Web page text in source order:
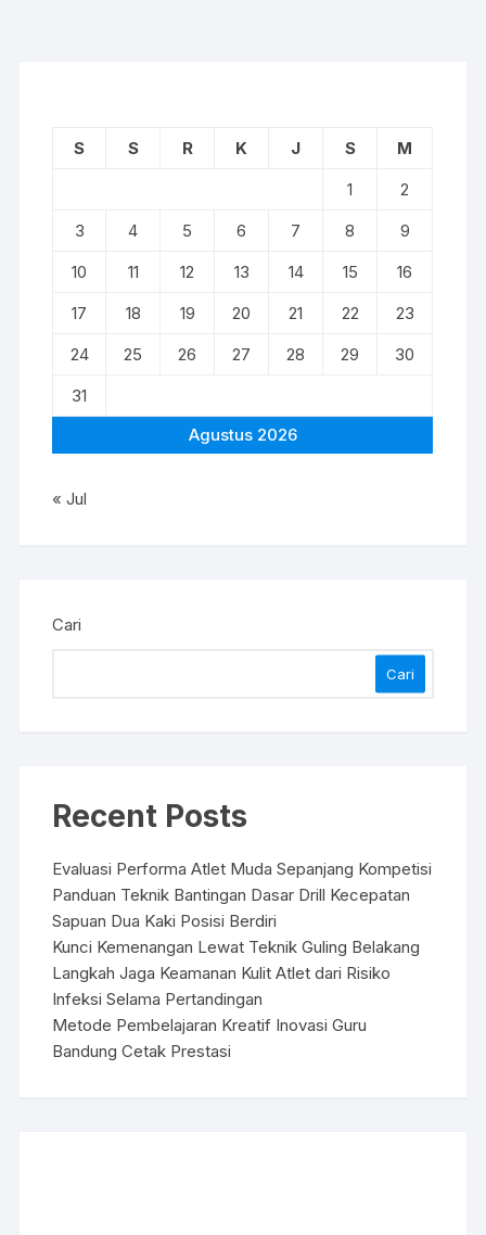
Agustus 2026
S S R K J S
M
1
2
3
4 5 6 7 8
9
10
11 12 13 14 15
16
17
18 19 20 21 22
23
24
25 26 27 28 29
30
31
« Jul
Cari
Cari
Recent Posts
Evaluasi Performa Atlet Muda Sepanjang Kompetisi
Panduan Teknik Bantingan Dasar Drill Kecepatan
Sapuan Dua Kaki Posisi Berdiri
Kunci Kemenangan Lewat Teknik Guling Belakang
Langkah Jaga Keamanan Kulit Atlet dari Risiko
Infeksi Selama Pertandingan
Metode Pembelajaran Kreatif Inovasi Guru
Bandung Cetak Prestasi